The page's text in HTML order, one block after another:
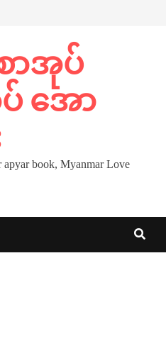
ာအုပ်
အော
book, Myanmar Love